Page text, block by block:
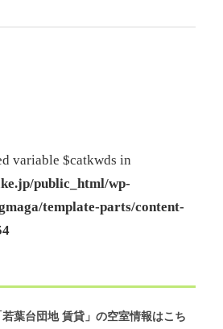
variable $catkwds in
public_html/wp-
template-parts/content-
葉台団地 賃貸」の空室情報はこち